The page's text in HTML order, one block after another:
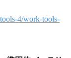
4/work-tools-